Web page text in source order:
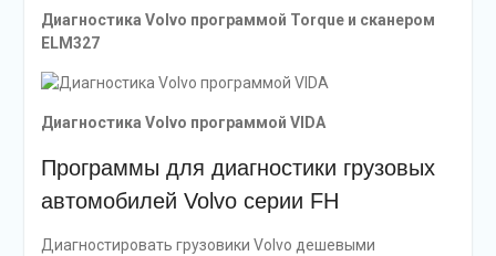
Диагностика Volvo программой Torque и сканером
ELM327
Диагностика Volvo программой VIDA
Программы для диагностики грузовых
автомобилей Volvo серии FH
Диагностировать грузовики Volvo дешевыми